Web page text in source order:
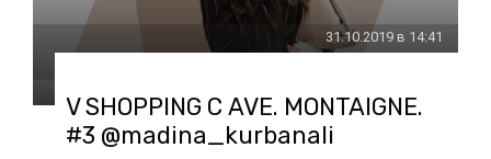
31.10.2019 в 14:41
V SHOPPING С AVE. MONTAIGNE.
#3 @madina_kurbanali